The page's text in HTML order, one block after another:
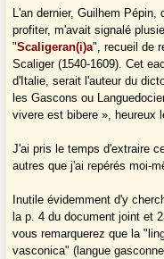
L'an dernier, Guilhem
profiter, m'avait signalé
"Scaligeran(i)a", recueil de
Scaliger (1540-1609). Cet
d'Italie, serait l'auteur du
les Gascons ou
vivere est bibere », heureux
J'ai pris le temps d'extraire
autres que j'ai repérés moi-
Inutile évidemment d'y
la p. 4 du document joint et
vous remarquerez que la
vasconica" (langue